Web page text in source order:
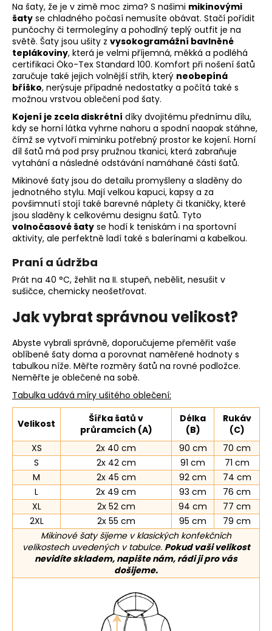
Na šaty, že je v zimě moc zima? S našimi mikinovými
šaty se chladného počasí nemusíte obávat. Stačí pořídit
punčochy či termolegíny a pohodlný teplý outfit je na
světě. Šaty jsou ušity z vysokogramážní bavlněné
teplákoviny, která je velmi příjemná, měkká a podléhá
certifikaci Öko-Tex Standard 100. Komfort při nošení šatů
zaručuje také jejich volnější střih, který neobepíná
bříško, nerýsuje případné nedostatky a počítá také s
možnou vrstvou oblečení pod šaty.
Kojení je zcela diskrétní díky dvojitému přednímu dílu,
kdy se horní látka vyhrne nahoru a spodní naopak stáhne,
čímž se vytvoří miminku potřebný prostor ke kojení. Horní
díl šatů má pod prsy pružnou tkanici, která zabraňuje
vytahání a následné odstávání namáhané části šatů.
Mikinové šaty jsou do detailu promyšleny a sladěny do
jednotného stylu. Mají velkou kapuci, kapsy a za
povšimnutí stojí také barevné náplety či tkaničky, které
jsou sladěny k celkovému designu šatů. Tyto
volnočasové šaty se hodí k teniskám i na sportovní
aktivity, ale perfektně ladí také s balerínami a kabelkou.
Praní a údržba
Prát na 40 °C, žehlit na II. stupeň, nebělit, nesušit v
sušičce, chemicky neošetřovat.
Jak vybrat správnou velikost?
Abyste vybrali správně, doporučujeme přeměřit vaše
oblíbené šaty doma a porovnat naměřené hodnoty s
tabulkou níže. Měřte rozměry šatů na rovné podložce.
Neměřte je oblečené na sobě.
Tabulka udává míry ušitého oblečení:
Velikost
Šířka šatů v
průramcích (A)
Délka
(B)
Rukáv
(C)
XS
2x 40 cm 90 cm
70 cm
S
2x 42 cm 91 cm
71 cm
M
2x 45 cm 92 cm
74 cm
L
2x 49 cm 93 cm
76 cm
XL
2x 52 cm 94 cm
77 cm
2XL
2x 55 cm 95 cm
79 cm
Mikinové šaty šijeme v klasických konfekčních
velikostech uvedených v tabulce. Pokud vaši velikost
nevidíte skladem, napište nám, rádi ji pro vás
došijeme.